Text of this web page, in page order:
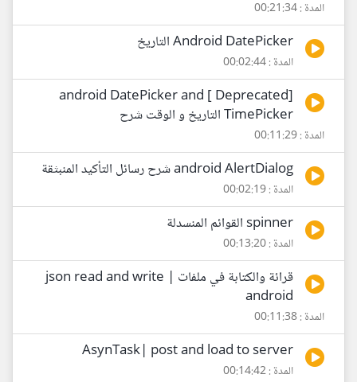
المدة : 00:21:34
Android DatePicker التاريخ
المدة : 00:02:44
[Deprecated ] android DatePicker and
TimePicker التاريخ و الوقت شرح
المدة : 00:11:29
android AlertDialog شرح رسائل التأكيد المنبثقة
المدة : 00:02:19
spinner القوائم المنسدلة
المدة : 00:13:20
قرائة والكتابة في ملفات json read and write |
android
المدة : 00:11:38
AsynTask| post and load to server
المدة : 00:14:42